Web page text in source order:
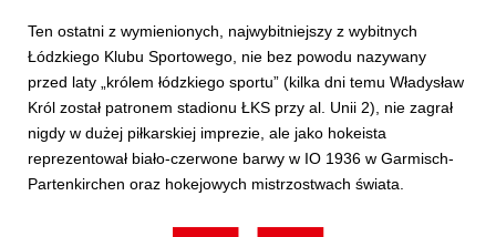
Ten ostatni z wymienionych, najwybitniejszy z wybitnych
Łódzkiego Klubu Sportowego, nie bez powodu nazywany
przed laty „królem łódzkiego sportu” (kilka dni temu Władysław
Król został patronem stadionu ŁKS przy al. Unii 2), nie zagrał
nigdy w dużej piłkarskiej imprezie, ale jako hokeista
reprezentował biało-czerwone barwy w IO 1936 w Garmisch-
Partenkirchen oraz hokejowych mistrzostwach świata.